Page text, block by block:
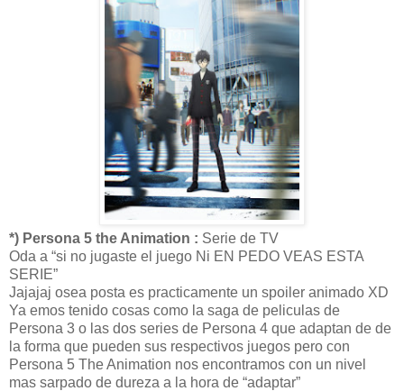
*) Persona 5 the Animation : Serie de TV
Oda a “si no jugaste el juego Ni EN PEDO VEAS ESTA
SERIE”
Jajajaj osea posta es practicamente un spoiler animado XD
Ya emos tenido cosas como la saga de peliculas de
Persona 3 o las dos series de Persona 4 que adaptan de de
la forma que pueden sus respectivos juegos pero con
Persona 5 The Animation nos encontramos con un nivel
mas sarpado de dureza a la hora de “adaptar”